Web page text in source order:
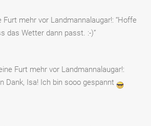
Furt mehr vor Landmannalaugar!: “Hoffe
das Wetter dann passt. :-)”
Furt mehr vor Landmannalaugar!:
Dank, Isa! Ich bin sooo gespannt